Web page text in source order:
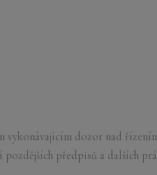
vykonávajícím dozor nad
předpisů a dalších